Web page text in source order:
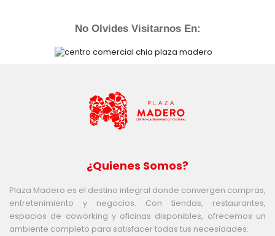
No Olvides Visitarnos En:
¿Quienes Somos?
Plaza Madero es el destino integral donde convergen compras,
entretenimiento y negocios. Con tiendas, restaurantes,
espacios de coworking y oficinas disponibles, ofrecemos un
ambiente completo para satisfacer todas tus necesidades.